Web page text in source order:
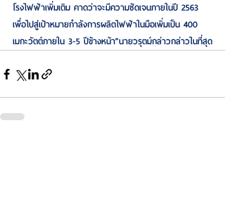
โรงไฟฟ้าเพิ่มเติม คาดว่าจะมีความชัดเจนภายในปี 2563
เพื่อไปสู่เป้าหมายกำลังการผลิตไฟฟ้าในมือเพิ่มเป็น 400
เมกะวัตต์ภายใน 3-5 ปีข้างหน้า”นายวรุตม์กล่าวกล่าวในที่สุด